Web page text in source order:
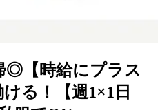
◎【時給にプラス
る！【週1×1日